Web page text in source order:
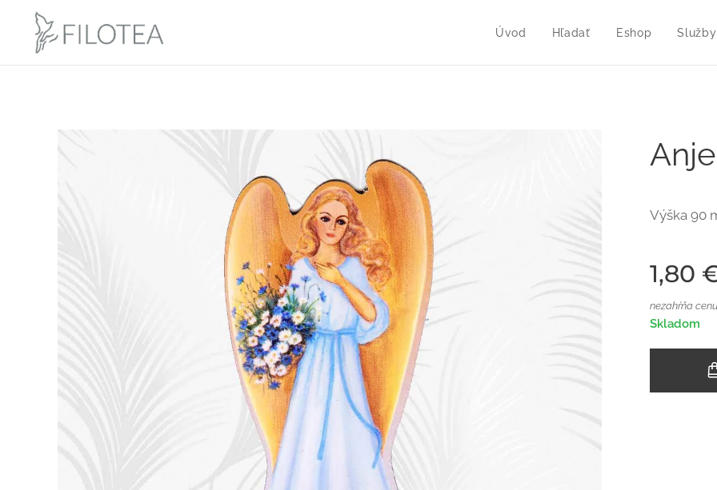
Úvod Hľadať Eshop Služby
Výška 90
1,80
nezahŕňa
Skladom